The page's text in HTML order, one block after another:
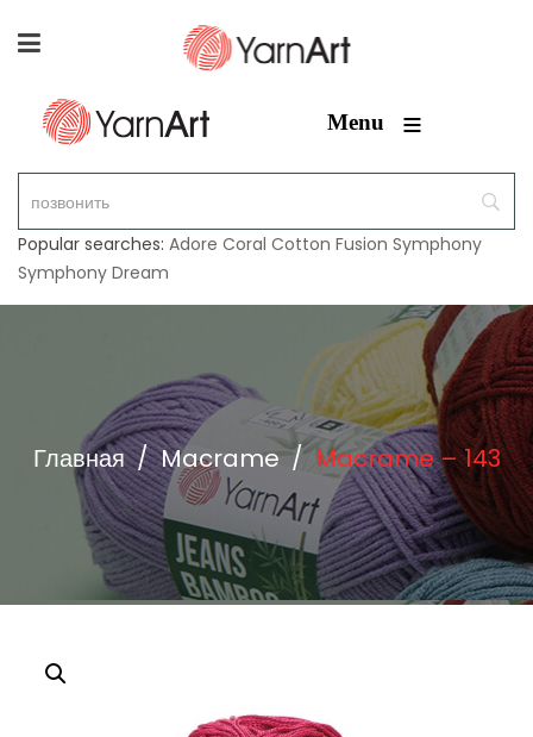
Menu ≡
Popular searches: Adore Coral Cotton Fusion Symphony
Symphony Dream
Главная / Macrame / Macrame – 143